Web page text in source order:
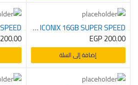
FLASH ICONIX 16GB SUPER SPEED
EGP200.00
إضافة إلى السلة
200.00